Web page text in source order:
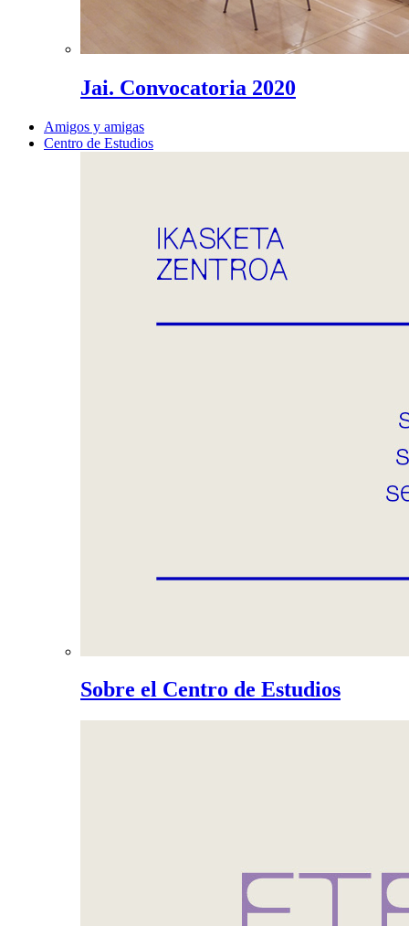
Jai. Convocatoria 2020
Amigos y amigas
Centro de Estudios
Sobre el Centro de Estudios